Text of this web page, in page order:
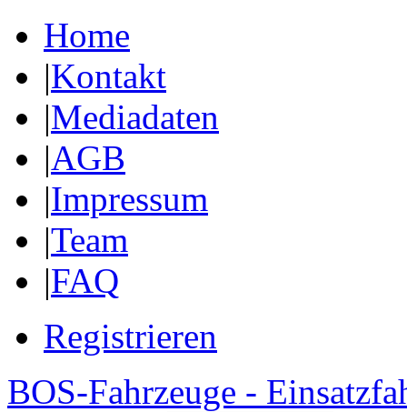
Home
|Kontakt
|Mediadaten
|AGB
|Impressum
|Team
|FAQ
Registrieren
BOS-Fahrzeuge -